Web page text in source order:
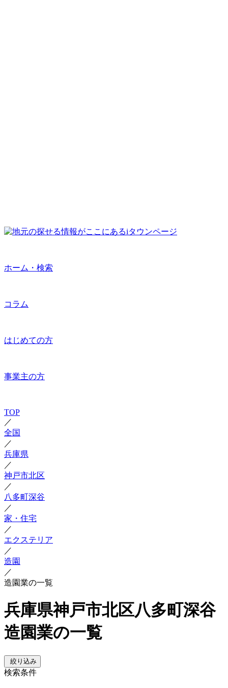
ホーム・検索
コラム
はじめての方
事業主の方
TOP
／
全国
／
兵庫県
／
神戸市北区
／
八多町深谷
／
家・住宅
／
エクステリア
／
造園
／
造園業の一覧
兵庫県神戸市北区八多町深谷
造園業の一覧
絞り込み
検索条件